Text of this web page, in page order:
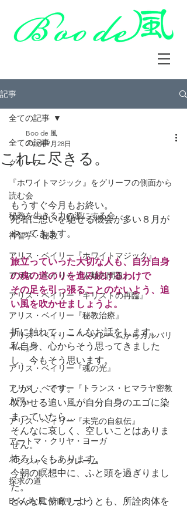
記事
全ての記事
グリーフ
『ホワイトマジック』をグリーフの側面から
読む会
秘教を生きる力の源にする会
神智学・秘教
アリス・ベイリー『ホワイトマジック』
アリス・ベイリー『人類の問題』
アリス・ベイリー『キリストの再臨』
アリス・ベイリー『秘教治療』
アリス・ベイリー『ベツレヘムからカルバリ
ーへ』
アリス・ベイリー『魂の光』
アリス・ベイリー『トランス・ヒマラヤ密教
入門』
アリス・ベイリー『未完の自叙伝』
アートマ・クリヤ・ヨーガ
ベンジャミン・クレーム
探求の道
Boo de 風 リトリート
全ての記事
これに尽きる。
Boo de 風
2019年7月28日
もうすぐ今月もお終い。
死者に想いを馳せる機会が多い８月が
やってきます。
旅立っていった大切な人も、自分自身
の魂の道のりを進み続けるわけで
その足を引っ張ることのないよう、追
い風を吹かせましょうよ。
折に触れて、こんなお話をします。
私自身、心からそう思ってきました
し、今もそう思います。
しかし、です。
吹かせる追い風が自分自身のエゴに染
まっていたら…
そんなに哀しく、空しいことはありま
せん。
怖ろしくもあります。
今朝の瞑想中に、ふと頭を過ぎりまし
た。
どんなに俯瞰しようとも、所詮肉体を